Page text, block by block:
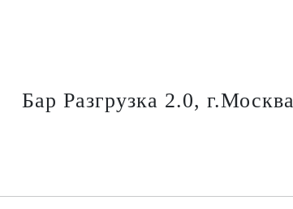
Бар Разгрузка 2.0, г.Москва